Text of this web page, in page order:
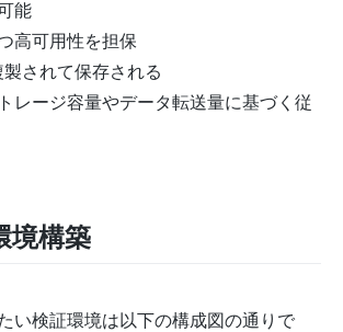
能
高可用性を担保
されて保存される
レージ容量やデータ転送量に基づく従
境構築
い検証環境は以下の構成図の通りで